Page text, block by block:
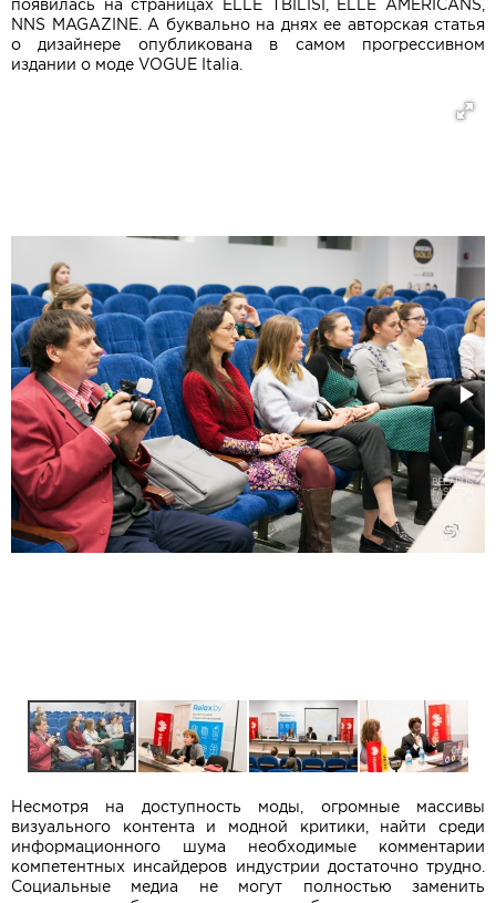
появилась на страницах ELLE TBILISI, ELLE AMERICANS,
NNS MAGAZINE. А буквально на днях ее авторская статья
о дизайнере опубликована в самом прогрессивном
издании о моде VOGUE Italiа.
Несмотря на доступность моды, огромные массивы
визуального контента и модной критики, найти среди
информационного шума необходимые комментарии
компетентных инсайдеров индустрии достаточно трудно.
Социальные медиа не могут полностью заменить